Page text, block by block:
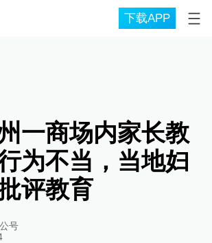
下载APP
一商场内家长教
为不当，当地妇
评教育
号